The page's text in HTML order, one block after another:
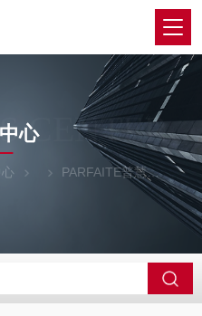
CENTER
心
PARFAITE普慧